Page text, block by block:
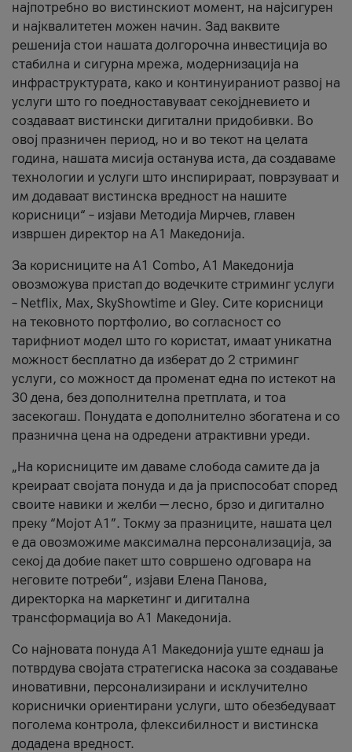
најпотребно во вистинскиот момент, на најсигурен
и најквалитетен можен начин. Зад ваквите
решенија стои нашата долгорочна инвестиција во
стабилна и сигурна мрежа, модернизација на
инфраструктурата, како и континуираниот развој на
услуги што го поедноставуваат секојдневието и
создаваат вистински дигитални придобивки. Во
овој празничен период, но и во текот на целата
година, нашата мисија останува иста, да создаваме
технологии и услуги што инспирираат, поврзуваат и
им додаваат вистинска вредност на нашите
корисници“ – изјави Методија Мирчев, главен
извршен директор на А1 Македонија.
За корисниците на A1 Combo, А1 Македонија
овозможува пристап до водечките стриминг услуги
– Netflix, Max, SkyShowtime и Gley. Сите корисници
на тековното портфолио, во согласност со
тарифниот модел што го користат, имаат уникатна
можност бесплатно да изберат до 2 стриминг
услуги, со можност да променат една по истекот на
30 дена, без дополнителна претплата, и тоа
засекогаш. Понудата е дополнително збогатена и со
празнична цена на одредени атрактивни уреди.
„На корисниците им даваме слобода самите да ја
креираат својата понуда и да ја приспособат според
своите навики и желби — лесно, брзо и дигитално
преку “Мојот А1”. Токму за празниците, нашата цел
е да овозможиме максимална персонализација, за
секој да добие пакет што совршено одговара на
неговите потреби“, изјави Елена Панова,
директорка на маркетинг и дигитална
трансформација во А1 Македонија.
Со најновата понуда А1 Македонија уште еднаш ја
потврдува својата стратегиска насока за создавање
иновативни, персонализирани и исклучително
кориснички ориентирани услуги, што обезбедуваат
поголема контрола, флексибилност и вистинска
додадена вредност.